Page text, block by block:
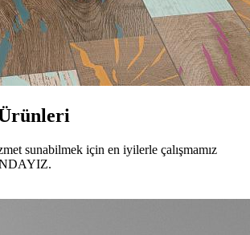
sunabilmek için en iyilerle çalışmamız